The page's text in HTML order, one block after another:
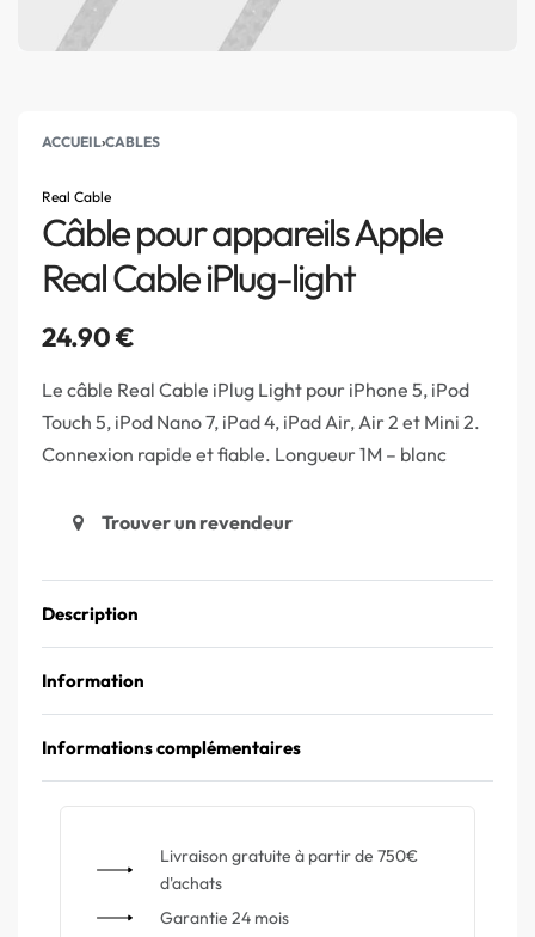
ACCUEIL›CABLES
Real Cable
Câble pour appareils Apple
Real Cable iPlug-light
24.90€
Le câble Real Cable iPlug Light pour iPhone 5, iPod
Touch 5, iPod Nano 7, iPad 4, iPad Air, Air 2 et Mini 2.
Connexion rapide et fiable. Longueur 1M – blanc
Trouver un revendeur
Description
Information
Informations complémentaires
Livraison gratuite à partir de 750€
d'achats
Garantie 24 mois